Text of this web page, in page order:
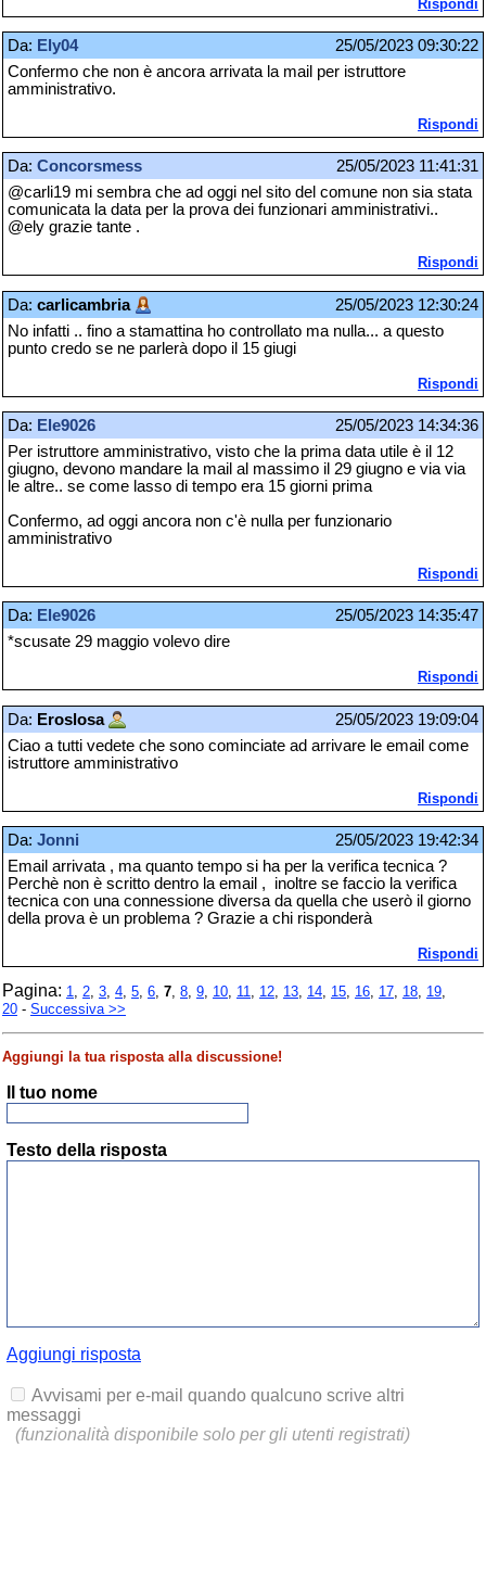
Rispondi
Da: Ely04
25/05/2023 09:30:22
Confermo che non è ancora arrivata la mail per istruttore
amministrativo.
Rispondi
Da: Concorsmess
25/05/2023 11:41:31
@carli19 mi sembra che ad oggi nel sito del comune non sia stata
comunicata la data per la prova dei funzionari amministrativi..
@ely grazie tante .
Rispondi
Da: carlicambria
25/05/2023 12:30:24
No infatti .. fino a stamattina ho controllato ma nulla... a questo
punto credo se ne parlerà dopo il 15 giugi
Rispondi
Da: Ele9026
25/05/2023 14:34:36
Per istruttore amministrativo, visto che la prima data utile è il 12
giugno, devono mandare la mail al massimo il 29 giugno e via via
le altre.. se come lasso di tempo era 15 giorni prima
Confermo, ad oggi ancora non c'è nulla per funzionario
amministrativo
Rispondi
Da: Ele9026
25/05/2023 14:35:47
*scusate 29 maggio volevo dire
Rispondi
Da: Eroslosa
25/05/2023 19:09:04
Ciao a tutti vedete che sono cominciate ad arrivare le email come
istruttore amministrativo
Rispondi
Da: Jonni
25/05/2023 19:42:34
Email arrivata , ma quanto tempo si ha per la verifica tecnica ?
Perchè non è scritto dentro la email , inoltre se faccio la verifica
tecnica con una connessione diversa da quella che userò il giorno
della prova è un problema ? Grazie a chi risponderà
Rispondi
Pagina: 1, 2, 3, 4, 5, 6, 7, 8, 9, 10, 11, 12, 13, 14, 15, 16, 17, 18, 19,
20 - Successiva >>
Aggiungi la tua risposta alla discussione!
Il tuo nome
Testo della risposta
Aggiungi risposta
Avvisami per e-mail quando qualcuno scrive altri
messaggi
(funzionalità disponibile solo per gli utenti registrati)